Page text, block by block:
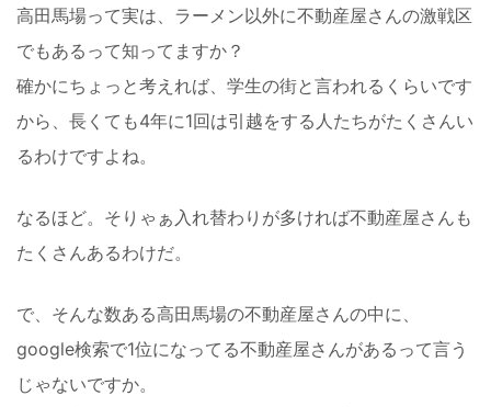
高田馬場って実は、ラーメン以外に不動産屋さんの激戦区
でもあるって知ってますか？
確かにちょっと考えれば、学生の街と言われるくらいです
から、長くても4年に1回は引越をする人たちがたくさんい
るわけですよね。
なるほど。そりゃぁ入れ替わりが多ければ不動産屋さんも
たくさんあるわけだ。
で、そんな数ある高田馬場の不動産屋さんの中に、
google検索で1位になってる不動産屋さんがあるって言う
じゃないですか。